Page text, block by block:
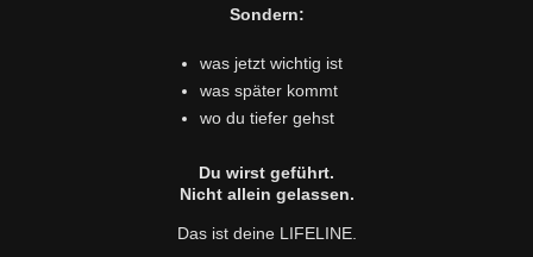
Sondern:
was jetzt wichtig ist
was später kommt
wo du tiefer gehst
Du wirst geführt.
Nicht allein gelassen.
Das ist deine LIFELINE.